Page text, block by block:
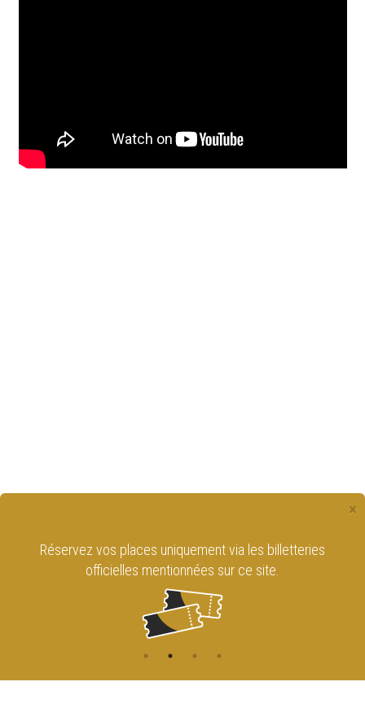
×
Réservez vos places uniquement via les billetteries
officielles mentionnées sur ce site.